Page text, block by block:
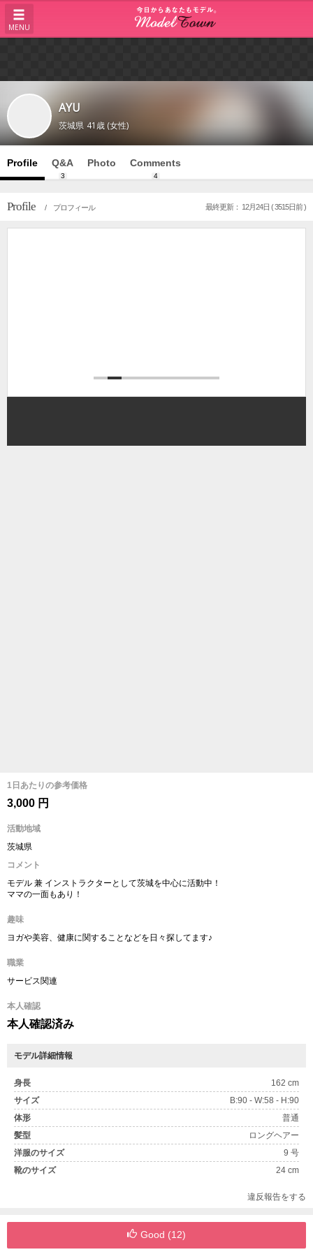
MENU
AYU
茨城県 41歳 (女性)
Profile Q&A
3
Photo Comments
4
Profile / プロフィール 最終更新： 12月24日 ( 3515日前 )
1日あたりの参考価格
3,000 円
活動地域
茨城県
コメント
モデル 兼 インストラクターとして茨城を中心に活動中！
ママの一面もあり！
趣味
ヨガや美容、健康に関することなどを日々探してます♪
職業
サービス関連
本人確認
本人確認済み
モデル詳細情報
身長
162 cm
サイズ
B:90 - W:58 - H:90
体形
普通
髪型
ロングヘアー
洋服のサイズ
9 号
靴のサイズ
24 cm
違反報告をする
Good (12)